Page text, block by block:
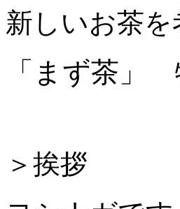
新しいお茶を
「まず茶」
＞挨拶